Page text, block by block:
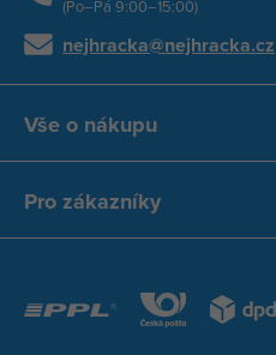
(Po–Pá 9:00–15:00)
nejhracka@nejhracka.cz
Vše o nákupu
Pro zákazníky